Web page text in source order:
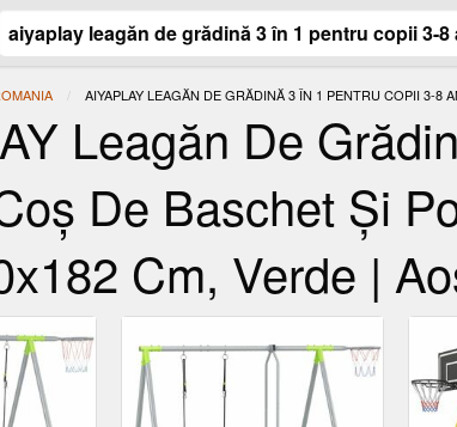
ACTUAL:
AIYAPLAY LEAGĂN DE GRĂDINĂ 3 ÎN 1 PENTRU COPII 3-8
Leagăn De
De Baschet Și
Cm, Verde |